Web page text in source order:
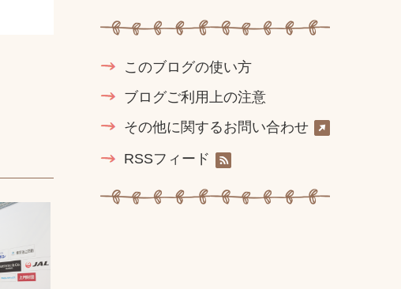
このブログの使い方
ブログご利用上の注意
その他に関するお問い合わせ
RSSフィード